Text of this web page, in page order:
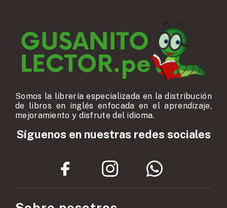
Somos la librería especializada en la distribución
de libros en inglés enfocada en el aprendizaje,
mejoramiento y disfrute del idioma.
Síguenos en nuestras redes sociales